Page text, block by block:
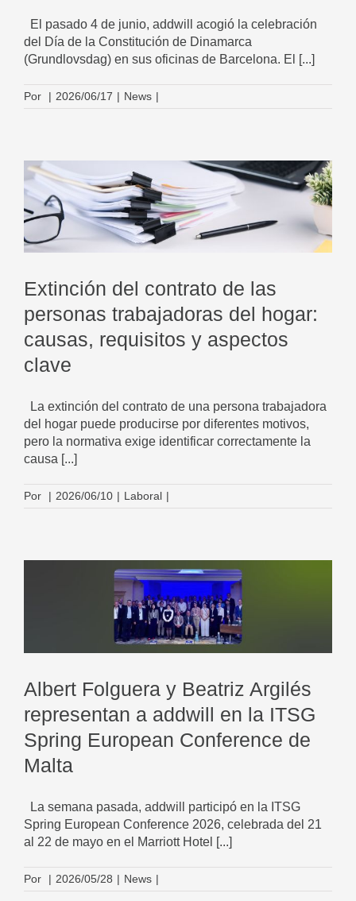
El pasado 4 de junio, addwill acogió la celebración
del Día de la Constitución de Dinamarca
(Grundlovsdag) en sus oficinas de Barcelona. El [...]
Por | 2026/06/17 | News |
Extinción del contrato de las
personas trabajadoras del hogar:
causas, requisitos y aspectos
clave
La extinción del contrato de una persona trabajadora
del hogar puede producirse por diferentes motivos,
pero la normativa exige identificar correctamente la
causa [...]
Por | 2026/06/10 | Laboral |
Albert Folguera y Beatriz Argilés
representan a addwill en la ITSG
Spring European Conference de
Malta
La semana pasada, addwill participó en la ITSG
Spring European Conference 2026, celebrada del 21
al 22 de mayo en el Marriott Hotel [...]
Por | 2026/05/28 | News |